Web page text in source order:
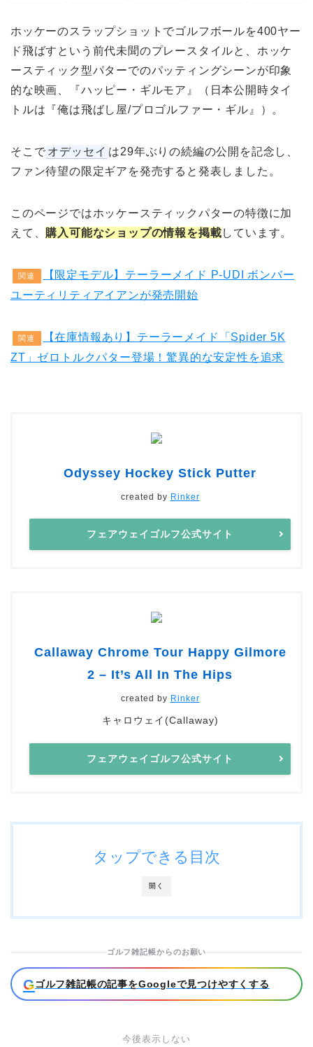
ホッケーのスラップショットでゴルフボールを400ヤー
ド飛ばすという前代未聞のプレースタイルと、ホッケ
ースティック型パターでのパッティングシーンが印象
的な映画、『ハッピー・ギルモア』（日本公開時タイ
トルは『俺は飛ばし屋/プロゴルファー・ギル』）。
そこで オデッセイ は29年ぶりの続編の公開を記念し、
ファン待望の限定ギアを発売すると発表しました。
このページではホッケースティックパターの特徴に加
えて、 購入可能なショップの情報を掲載しています。
関連
【限定モデル】テーラーメイド P-UDI ボンバー
ユーティリティアイアンが発売開始
関連
【在庫情報あり】テーラーメイド「Spider 5K
ZT」ゼロトルクパター登場！驚異的な安定性を追求
Odyssey Hockey Stick Putter
created by Rinker
フェアウェイゴルフ公式サイト
Callaway Chrome Tour Happy Gilmore
2 – It’s All In The Hips
created by Rinker
キャロウェイ(Callaway)
フェアウェイゴルフ公式サイト
開く
タップできる目次
ゴルフ雑記帳からのお願い
G ゴルフ雑記帳の記事をGoogleで見つけやすくする
今後表示しない